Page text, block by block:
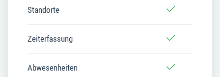
Standorte
Zeiterfassung
Abwesenheiten